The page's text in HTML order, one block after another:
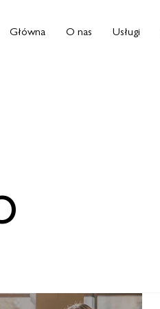
Główna O nas Usługi